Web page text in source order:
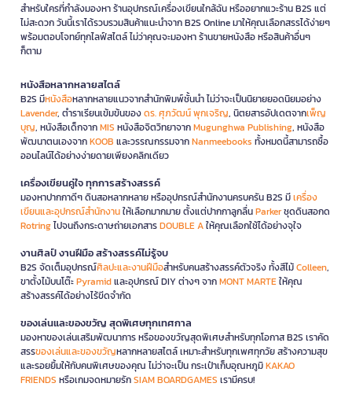
สำหรับใครที่กำลังมองหา ร้านอุปกรณ์เครื่องเขียนใกล้ฉัน หรืออยากแวะร้าน B2S แต่
ไม่สะดวก วันนี้เราได้รวบรวมสินค้าแนะนำจาก B2S Online มาให้คุณเลือกสรรได้ง่ายๆ
พร้อมตอบโจทย์ทุกไลฟ์สไตล์ ไม่ว่าคุณจะมองหา ร้านขายหนังสือ หรือสินค้าอื่นๆ
ก็ตาม
หนังสือหลากหลายสไตล์
B2S มีหนังสือหลากหลายแนวจากสำนักพิมพ์ชั้นนำ ไม่ว่าจะเป็นนิยายยอดนิยมอย่าง
Lavender, ตำราเรียนเข้มข้นของดร. ศุภวัฒน์ พุกเจริญ, นิตยสารอัปเดตจากเพ็ญ
บุญ, หนังสือเด็กจากMIS หนังสือจิตวิทยาจากMugunghwa Publishing, หนังสือ
พัฒนาตนเองจากKOOB และวรรณกรรมจากNanmeebooks ทั้งหมดนี้สามารถซื้อ
ออนไลน์ได้อย่างง่ายดายเพียงคลิกเดียว
เครื่องเขียนคู่ใจ ทุกการสร้างสรรค์
มองหาปากกาดีๆ ดินสอหลากหลาย หรืออุปกรณ์สำนักงานครบครัน B2S มีเครื่อง
เขียนและอุปกรณ์สำนักงานให้เลือกมากมาย ตั้งแต่ปากกาลูกลื่นParkerชุดดินสอกด
Rotringไปจนถึงกระดาษถ่ายเอกสารDOUBLE Aให้คุณเลือกใช้ได้อย่างจุใจ
งานศิลป์ งานฝีมือ สร้างสรรค์ไม่รู้จบ
B2S จัดเต็มอุปกรณ์ศิลปะและงานฝีมือสำหรับคนสร้างสรรค์ตัวจริง ทั้งสีไม้Colleen,
ขาตั้งไม้บนโต๊ะPyramidและอุปกรณ์ DIY ต่างๆ จากMONT MARTEให้คุณ
สร้างสรรค์ได้อย่างไร้ขีดจำกัด
ของเล่นและของขวัญ สุดพิเศษทุกเทศกาล
มองหาของเล่นเสริมพัฒนาการ หรือของขวัญสุดพิเศษสำหรับทุกโอกาส B2S เราคัด
สรรของเล่นและของขวัญหลากหลายสไตล์ เหมาะสำหรับทุกเพศทุกวัย สร้างความสุข
และรอยยิ้มให้กับคนพิเศษของคุณ ไม่ว่าจะเป็น กระเป๋าเก็บอุณหภูมิKAKAO
FRIENDS หรือเกมจดหมายรักSIAM BOARDGAMES เรามีครบ!